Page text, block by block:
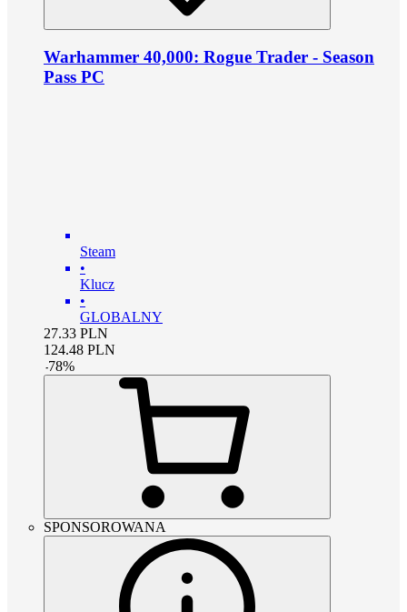
Warhammer 40,000: Rogue Trader - Season
Pass PC
Steam
•
Klucz
•
GLOBALNY
27.33 PLN
124.48 PLN
-78%
SPONSOROWANA